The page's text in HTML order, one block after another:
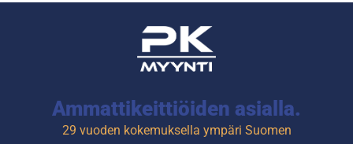
Liitäntäteho: 0,4 kW / 230 V.
Kapasiteetti: 5 x GN 1/1-150.
Ammattikeittiöiden asialla.
29 vuoden kokemuksella ympäri Suomen